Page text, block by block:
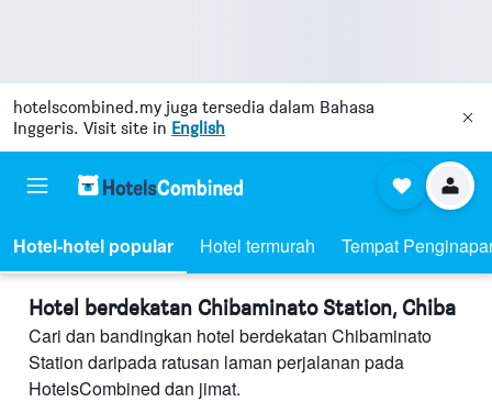
hotelscombined.my juga tersedia dalam Bahasa
Inggeris. Visit site in English
Hotel-hotel popular Hotel termurah Tempat
Hotel berdekatan Chibaminato Station, Chiba
Cari dan bandingkan hotel berdekatan Chibaminato
Station daripada ratusan laman perjalanan pada
HotelsCombined dan jimat.